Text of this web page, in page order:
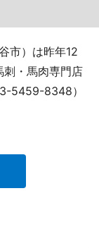
市）は昨年12
刺・馬肉専門店
5459-8348）